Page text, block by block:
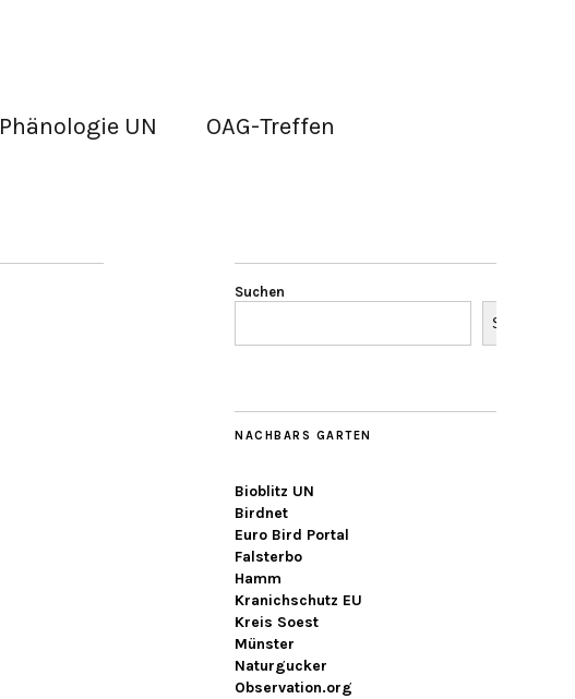
Phänologie UN OAG-Treffen
Suchen
Suchen
NACHBARS GARTEN
Bioblitz UN
Birdnet
Euro Bird Portal
Falsterbo
Hamm
Kranichschutz EU
Kreis Soest
Münster
Naturgucker
Observation.org